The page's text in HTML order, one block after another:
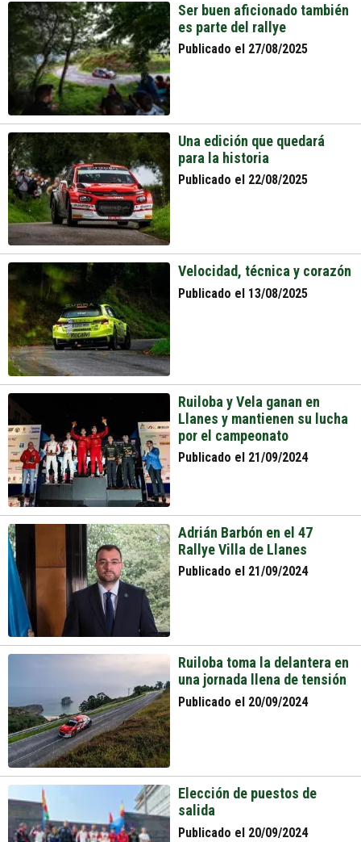
Ser buen aficionado también
es parte del rallye
Publicado el 27/08/2025
Una edición que quedará
para la historia
Publicado el 22/08/2025
Velocidad, técnica y corazón
Publicado el 13/08/2025
Ruiloba y Vela ganan en
Llanes y mantienen su lucha
por el campeonato
Publicado el 21/09/2024
Adrián Barbón en el 47
Rallye Villa de Llanes
Publicado el 21/09/2024
Ruiloba toma la delantera en
una jornada llena de tensión
Publicado el 20/09/2024
Elección de puestos de
salida
Publicado el 20/09/2024